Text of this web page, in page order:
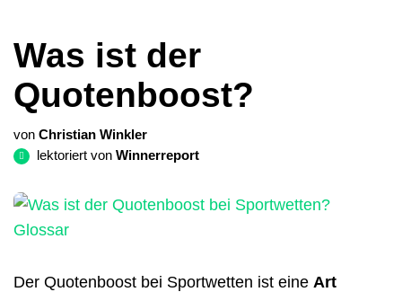
Was ist der
Quotenboost?
von Christian Winkler
lektoriert von Winnerreport
Der Quotenboost bei Sportwetten ist eine Art